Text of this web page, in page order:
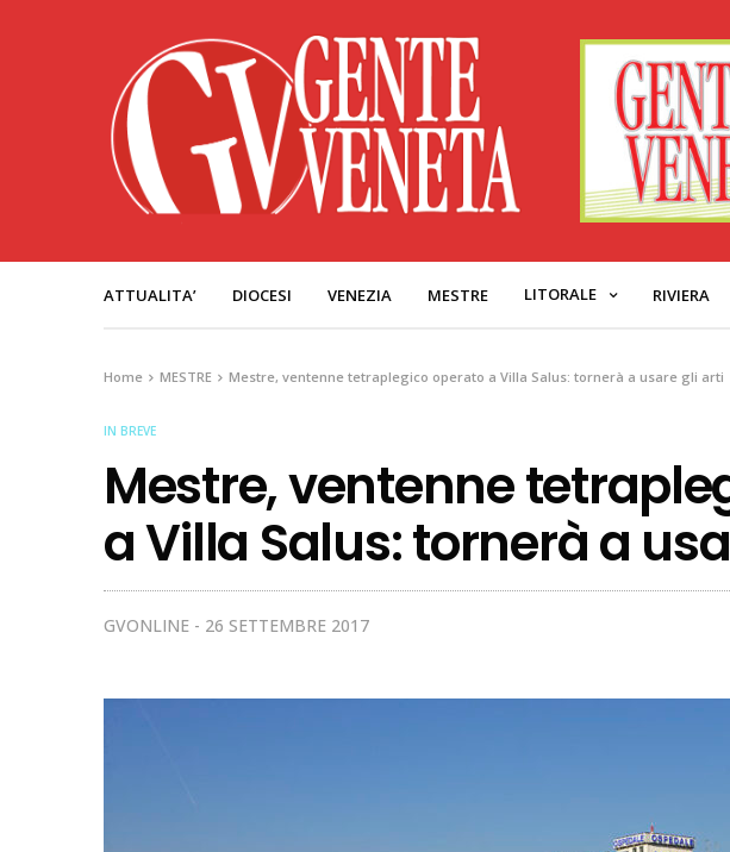
ATTUALITA’ DIOCESI VENEZIA MESTRE LITORALE RIVIERA
Home MESTRE Mestre, ventenne tetraplegico operato a Villa Salus: tornerà a usare gli arti
IN BREVE
Mestre, ventenne
a Villa Salus: tornerà a
GVONLINE 26 SETTEMBRE 2017